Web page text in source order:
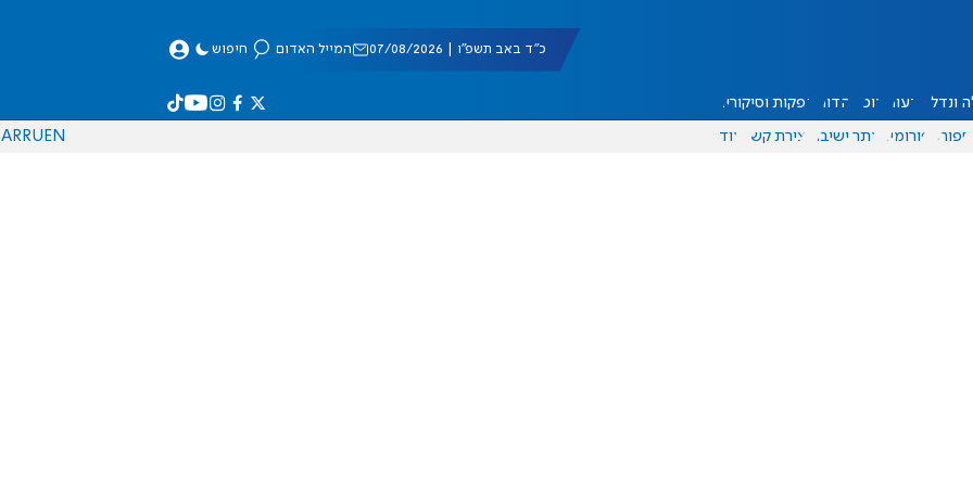
כ"ד באב תשפ"ו | 07/08/2026 המייל האדום חיפוש
ונדל"ן דעות אוכל יהדות הפקות וסיקורים
ספורט פורומים אתר ישיבה יצירת קשר עוד EN
RU
AR